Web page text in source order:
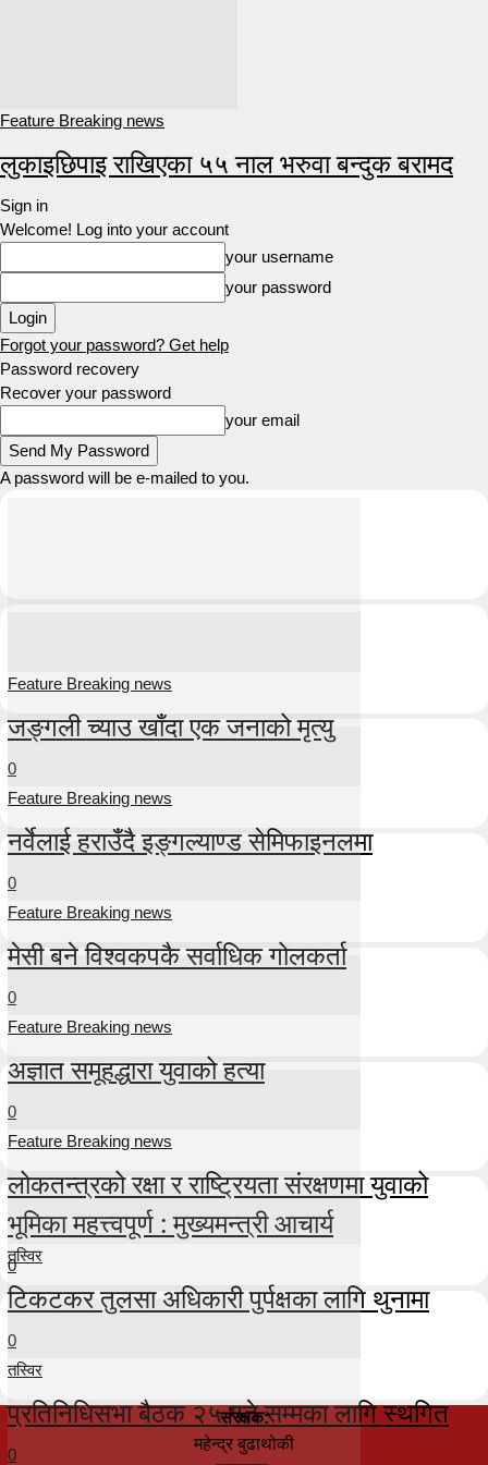
Feature Breaking news
लुकाइछिपाइ राखिएका ५५ नाल भरुवा बन्दुक बरामद
Sign in
Welcome! Log into your account
your username
your password
Forgot your password? Get help
Password recovery
Recover your password
your email
A password will be e-mailed to you.
Feature Breaking news
जङ्गली च्याउ खाँदा एक जनाको मृत्यु
0
Feature Breaking news
नर्वेलाई हराउँदै इङ्गल्याण्ड सेमिफाइनलमा
0
Feature Breaking news
मेसी बने विश्वकपकै सर्वाधिक गोलकर्ता
0
Feature Breaking news
अज्ञात समूहद्धारा युवाको हत्या
0
Feature Breaking news
लोकतन्त्रको रक्षा र राष्ट्रियता संरक्षणमा युवाको
भूमिका महत्त्वपूर्ण : मुख्यमन्त्री आचार्य
0
तस्विर
टिकटकर तुलसा अधिकारी पुर्पक्षका लागि थुनामा
0
तस्विर
प्रतिनिधिसभा बैठक २५ गते सम्मका लागि स्थगित
0
संरक्षक:
महेन्द्र बुढाथोकी